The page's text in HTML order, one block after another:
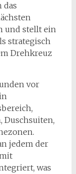
das
und stellt ein
strategisch
Drehkreuz
vor
Duschsuiten,
jedem der
was